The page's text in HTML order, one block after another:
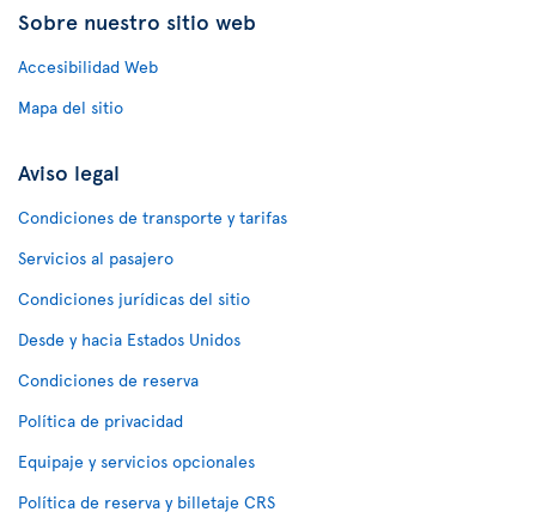
Sobre nuestro sitio web
Accesibilidad Web
Mapa del sitio
Aviso legal
Condiciones de transporte y tarifas
Servicios al pasajero
Condiciones jurídicas del sitio
Desde y hacia Estados Unidos
Condiciones de reserva
Política de privacidad
Equipaje y servicios opcionales
Política de reserva y billetaje CRS